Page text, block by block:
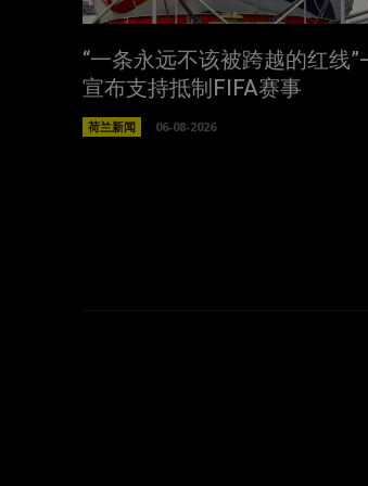
“一条永远不该被跨越的红线
宣布支持抵制FIFA赛事
荷兰新闻 06-08-2026